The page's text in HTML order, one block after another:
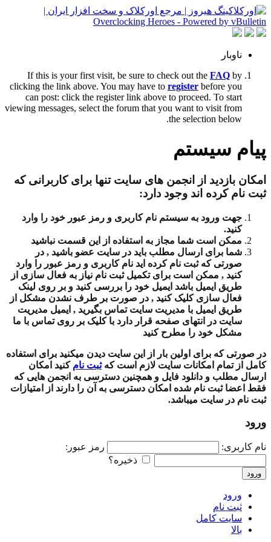
ناوبار
If this is your first visit, be sure to check out the FAQ by
clicking the link above. You may have to register before you
can post: click the register link above to proceed. To start
viewing messages, select the forum that you want to visit from
the selection below.
پیام سیستم
امکان بازدید از انجمن های سایت تنها برای کاربرانی که
ثبت نام کرده اند وجود دارد:
جهت ورود به سیستم نام کاربری و رمز عبور خود را وارد
کنید.
ممکن است شما مجاز به استفاده از این قسمت نباشید
شما برای ارسال مطلب باید در سایت عضو باشید , در
صورتی که ثبت نام کرده اید نام کاربری و رمز عبور را وارد
کنید , ممکن است برای تکمیل ثبت نام نیاز به فعال سازی از
طریق ایمیل باشد ایمیل خود را بررسی کنید و بر روی لینک
فعال سازی کلیک کنید , در صورت بر طرف نشدن مشکل از
طریق ایمیل با مدیریت سایت تماس بگیرید , ایمیل مدیریت
سایت در انتهای صفحه قرار دارد با کلیک بر روی تماس با ما
مشکل خود را مطرح کنید
در صورتی که برای اولین بار از این سایت دیدن میکنید برای استفاده
کامل از تمام امکانات سایت لازم است کهثبت نام کنید امکان
ارسال مطلب و دانلود فایل و همچنین دسترسی به انجمن هایی که
فقط اعضا ثبت نام شده امکان دسترسی به آن را دارند از امتیازات
ثبت نام در سایت میباشد.
ورود
نام کاربری:
رمز عبور:
ذخیره؟
ورود
ورود
ثبت نام
سایت کامل
بالا